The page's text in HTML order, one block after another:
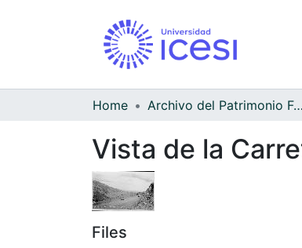
Home Archivo del Patrimonio Fotográfico y Fílmico del Valle del Cauca
Vista de la
Files